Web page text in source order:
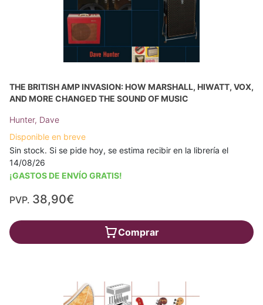
THE BRITISH AMP INVASION: HOW MARSHALL, HIWATT, VOX,
AND MORE CHANGED THE SOUND OF MUSIC
Hunter, Dave
Disponible en breve
Sin stock. Si se pide hoy, se estima recibir en la librería el
14/08/26
¡GASTOS DE ENVÍO GRATIS!
PVP. 38,90€
Comprar